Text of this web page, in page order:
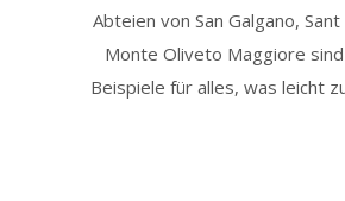
Abteien von San Galgano, Sant
Monte Oliveto Maggiore
Beispiele für alles, was leicht